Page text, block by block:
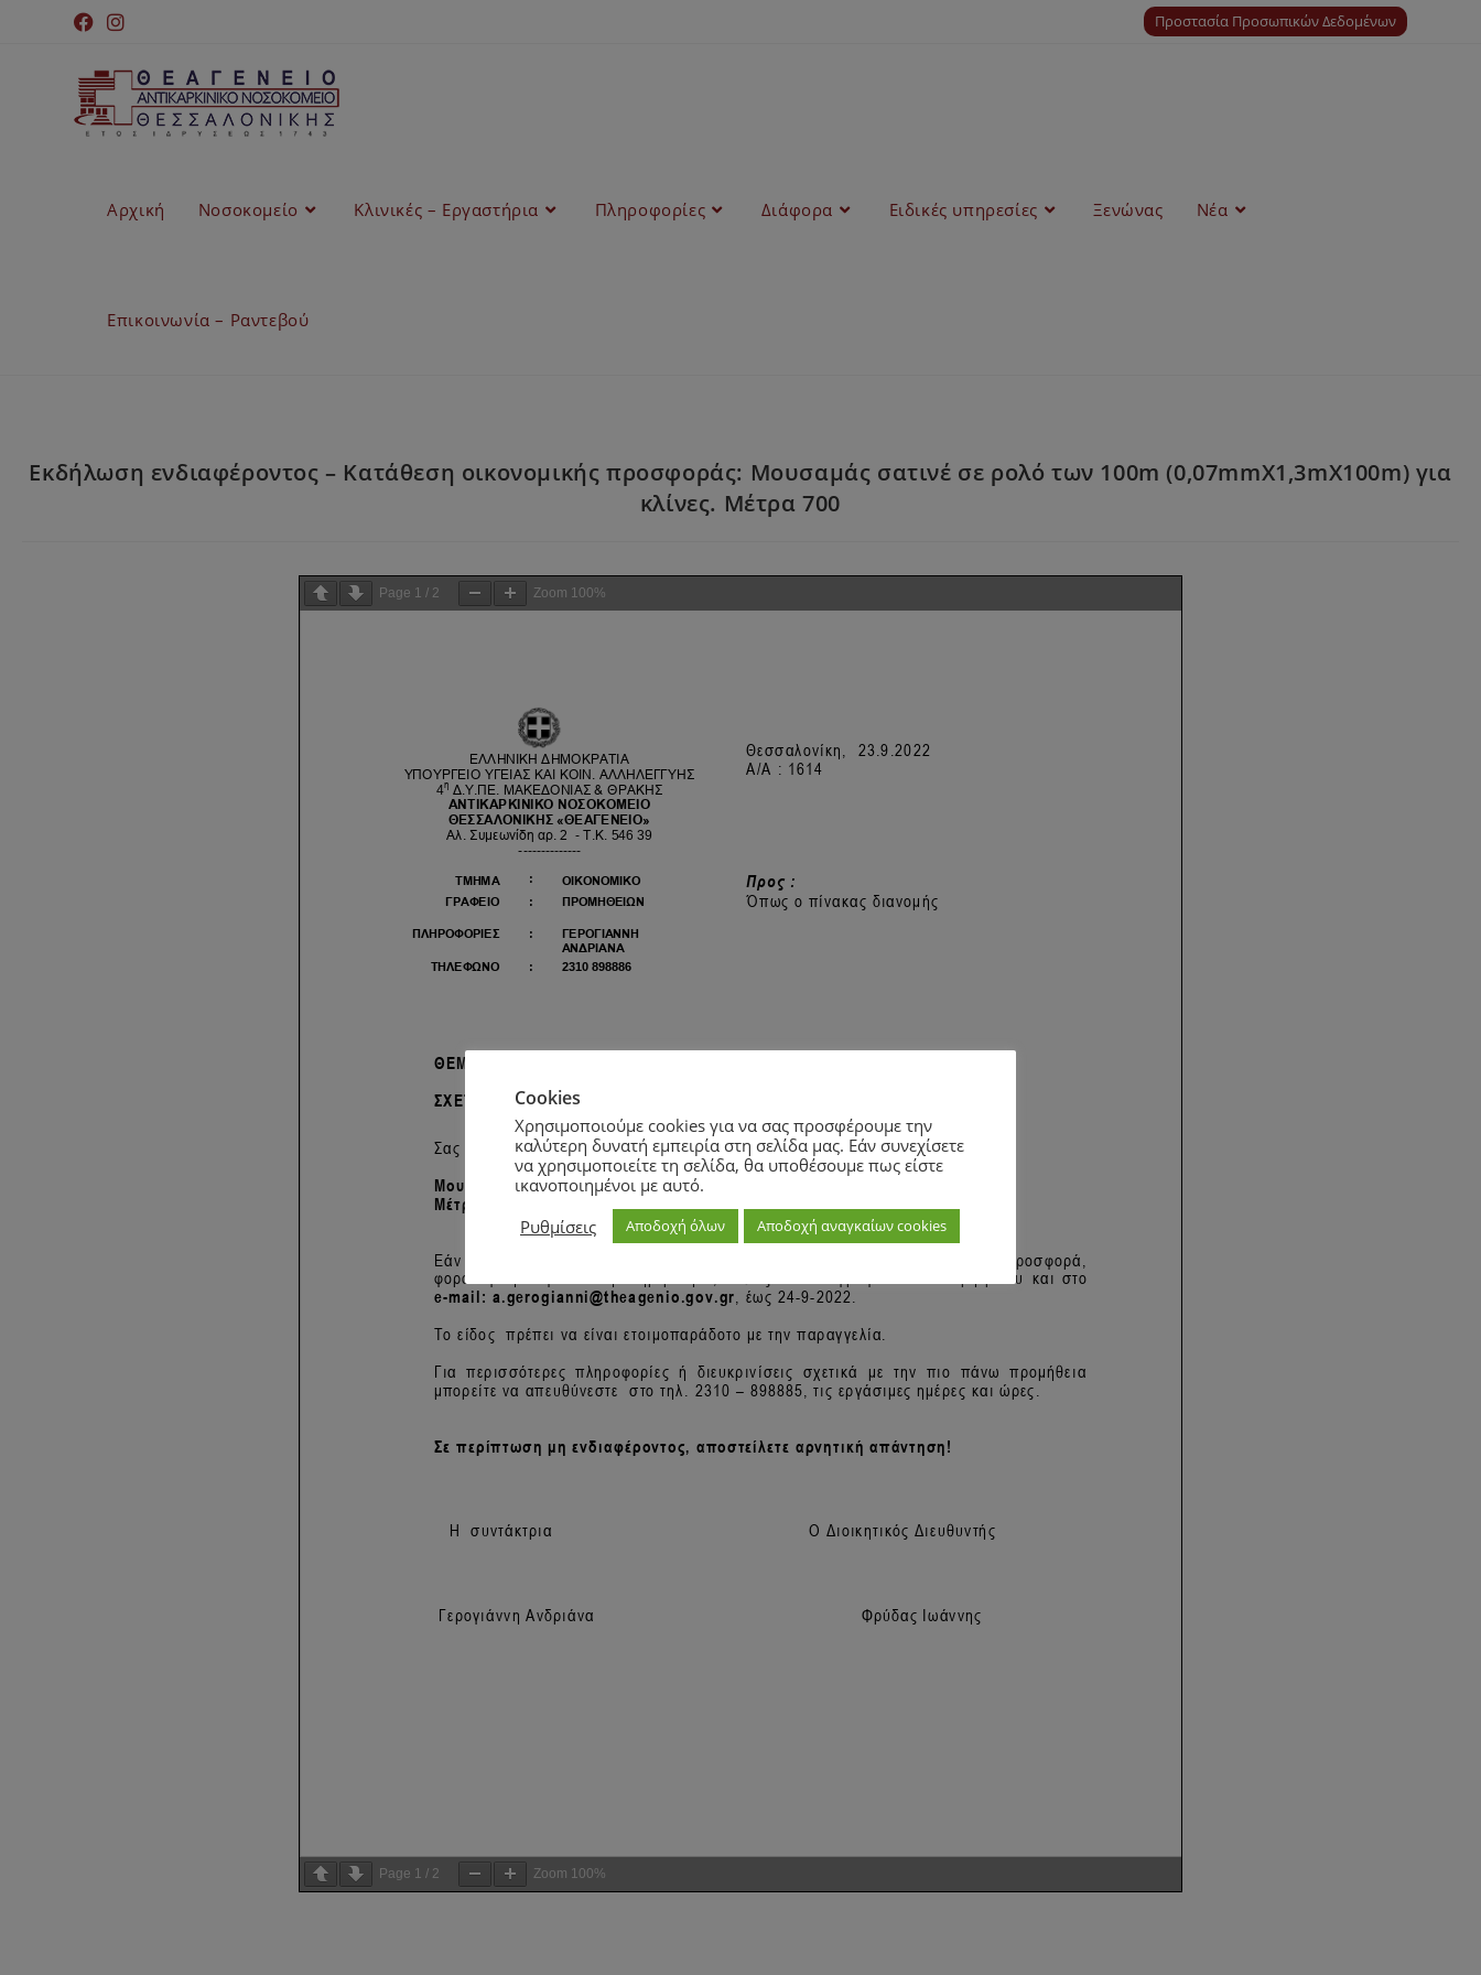
Προστασία Προσωπικών Δεδομένων
Αρχική Νοσοκομείο Κλινικές – Εργαστήρια Πληροφορίες Διάφορα Ειδικές υπηρεσίες Ξενώνας Νέα
Επικοινωνία – Ραντεβού
Εκδήλωση ενδιαφέροντος – Κατάθεση οικονομικής προσφοράς: Μουσαμάς σατινέ σε ρολό των 100m (0,07mmX1,3mX100m) για
κλίνες. Μέτρα 700
Page 1 / 2 Zoom 100%
Page 1 / 2 Zoom 100%
Cookies
Χρησιμοποιούμε cookies για να σας προσφέρουμε την
καλύτερη δυνατή εμπειρία στη σελίδα μας. Εάν συνεχίσετε
να χρησιμοποιείτε τη σελίδα, θα υποθέσουμε πως είστε
ικανοποιημένοι με αυτό.
Ρυθμίσεις
Αποδοχή όλων Αποδοχή αναγκαίων cookies